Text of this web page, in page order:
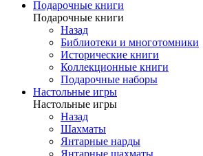
Подарочные книги
Подарочные книги
Назад
Библиотеки и многотомники
Исторические книги
Коллекционные книги
Подарочные наборы
Настольные игры
Настольные игры
Назад
Шахматы
Янтарные нарды
Янтарные шахматы